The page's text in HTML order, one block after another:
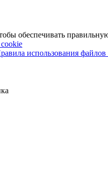
обеспечивать
использования файлов